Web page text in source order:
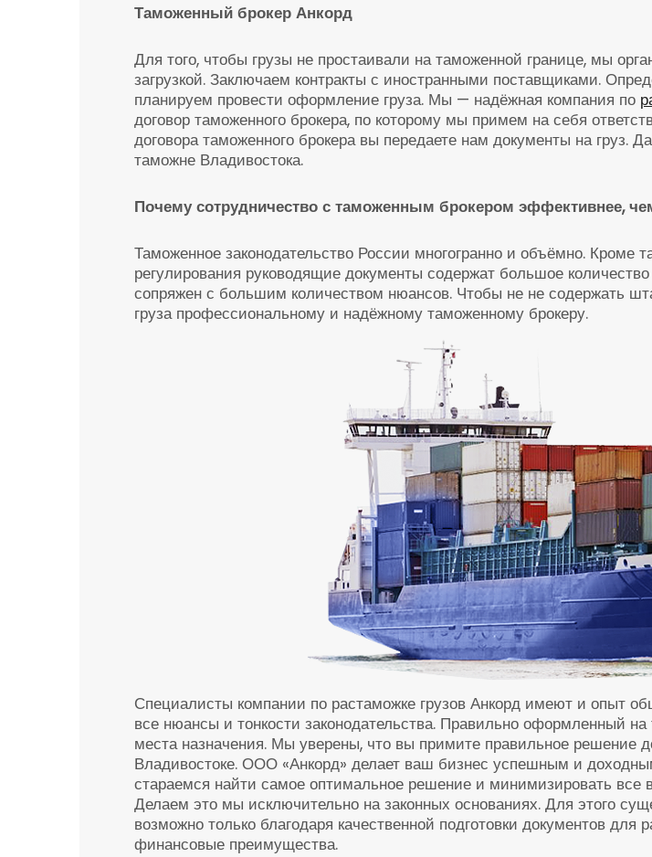
Таможенный брокер Анкорд
Для того, чтобы грузы не простаивали на таможенной границе, мы
загрузкой. Заключаем контракты с иностранными поставщиками.
планируем провести оформление груза. Мы — надёжная компания по
договор таможенного брокера, по которому мы примем на себя
договора таможенного брокера вы передаете нам документы на
таможне Владивостока.
Почему сотрудничество с таможенным брокером эффективнее,
Таможенное законодательство России многогранно и объёмно. Кроме
регулирования руководящие документы содержат большое
сопряжен с большим количеством нюансов. Чтобы не не содержать
груза профессиональному и надёжному таможенному брокеру.
Специалисты компании по растаможке грузов Анкорд имеют и опыт
все нюансы и тонкости законодательства. Правильно оформленный на
места назначения. Мы уверены, что вы примите правильное решение
Владивостоке. ООО «Анкорд» делает ваш бизнес успешным и
стараемся найти самое оптимальное решение и минимизировать
Делаем это мы исключительно на законных основаниях. Для этого
возможно только благодаря качественной подготовки документов
финансовые преимущества.